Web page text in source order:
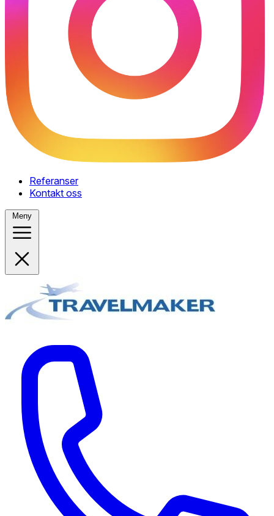
Referanser
Kontakt oss
Meny